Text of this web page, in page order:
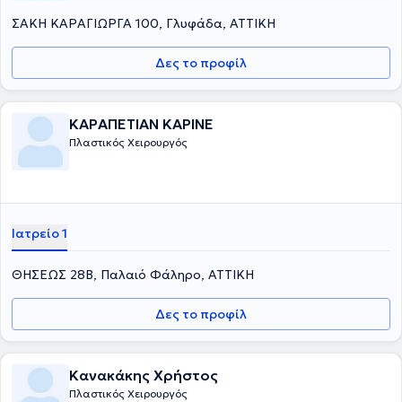
Χειρουργικής, ενώ είναι και μέλος του General Medical Council.
ΣΑΚΗ ΚΑΡΑΓΙΩΡΓΑ 100, Γλυφάδα, ΑΤΤΙΚΗ
Δες το προφίλ
ΚΑΡΑΠΕΤΙΑΝ ΚΑΡΙΝΕ
Πλαστικός Χειρουργός
Ιατρείο 1
ΘΗΣΕΩΣ 28Β, Παλαιό Φάληρο, ΑΤΤΙΚΗ
Δες το προφίλ
Κανακάκης Χρήστος
Πλαστικός Χειρουργός